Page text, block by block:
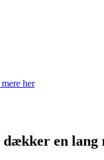
her
en